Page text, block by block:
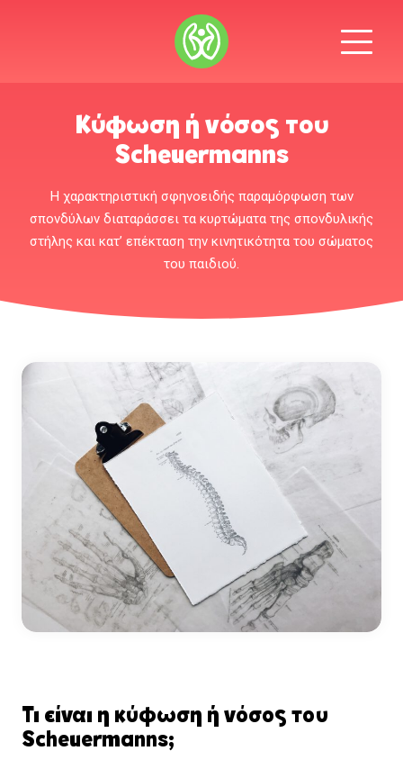
Κύφωση ή νόσος του
Scheuermanns
Η χαρακτηριστική σφηνοειδής παραμόρφωση των
σπονδύλων διαταράσσει τα κυρτώματα της σπονδυλικής
στήλης και κατ’ επέκταση την κινητικότητα του σώματος
του παιδιού.
Τι είναι η κύφωση ή νόσος του
Scheuermanns;